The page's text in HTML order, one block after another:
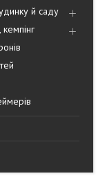
й саду